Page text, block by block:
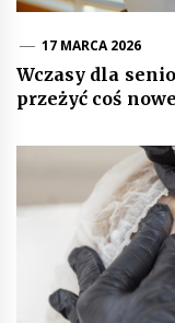
17 MARCA 2026
Wczasy dla
przeżyć coś